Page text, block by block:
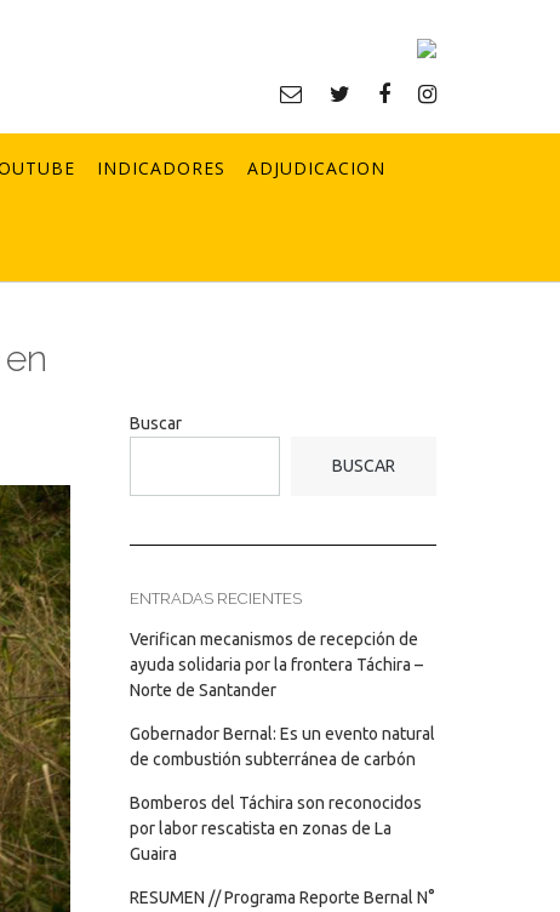
INDICADORES ADJUDICACION
Buscar
BUSCAR
ENTRADAS RECIENTES
Verifican mecanismos de recepción de
ayuda solidaria por la frontera Táchira –
Norte de Santander
Gobernador Bernal: Es un evento natural
de combustión subterránea de carbón
Bomberos del Táchira son reconocidos
por labor rescatista en zonas de La
Guaira
RESUMEN // Programa Reporte Bernal N°